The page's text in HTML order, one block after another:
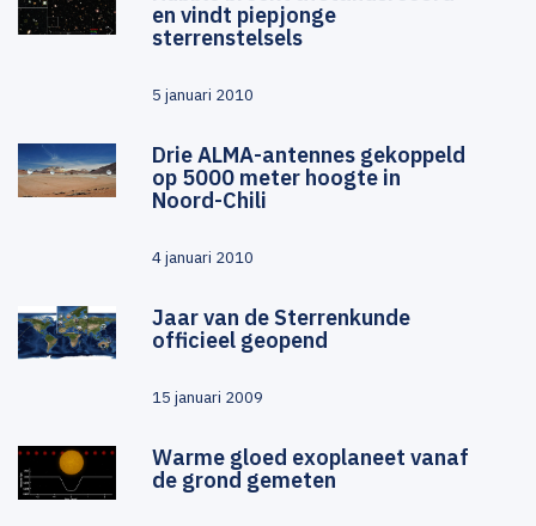
en vindt piepjonge
sterrenstelsels
5 januari 2010
Drie ALMA-antennes gekoppeld
op 5000 meter hoogte in
Noord-Chili
4 januari 2010
Jaar van de Sterrenkunde
officieel geopend
15 januari 2009
Warme gloed exoplaneet vanaf
de grond gemeten